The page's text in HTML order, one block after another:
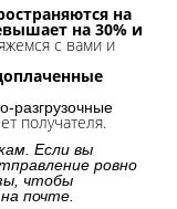
на
на 30% и
с вами и
разгрузочные
получателя.
Если вы
ровно
чтобы
почте.